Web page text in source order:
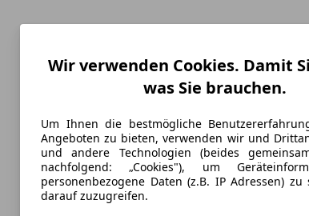
Wir verwenden Cookies. Damit
was Sie brauchen.
Um Ihnen die bestmögliche
Angeboten zu bieten, verwenden wir und
und andere Technologien (beides
nachfolgend: „Cookies"), um
personenbezogene Daten (z.B. IP Adressen)
darauf zuzugreifen.